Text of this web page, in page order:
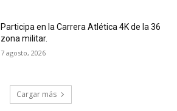
Participa en la Carrera Atlética 4K de la 36
zona militar.
7 agosto, 2026
Cargar más